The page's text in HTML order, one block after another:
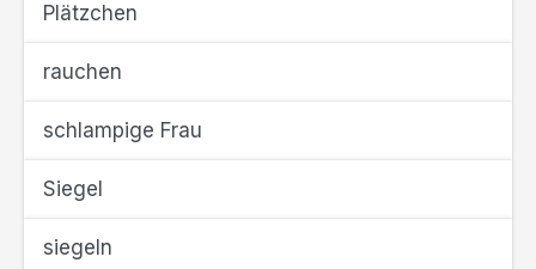
Plätzchen
rauchen
schlampige Frau
Siegel
siegeln